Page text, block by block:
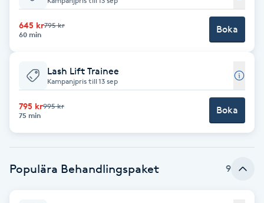
Babylights
Balayage
Bambumassage
Barber
645 kr795 kr
60 min
Boka
Lash Lift Trainee
Kampanjpris till 13 sep
795 kr995 kr
75 min
Boka
Populära Behandlingspaket 9